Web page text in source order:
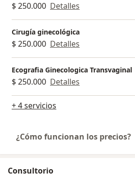
$ 250.000 Detalles
Cirugía ginecológica
$ 250.000 Detalles
Ecografia Ginecologica Transvaginal
$ 250.000 Detalles
+ 4 servicios
¿Cómo funcionan los precios?
Consultorio